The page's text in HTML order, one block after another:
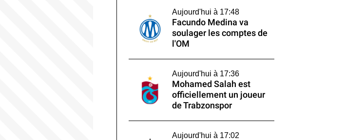
Aujourd'hui à 17:48
Facundo Medina va
soulager les comptes de
l'OM
Aujourd'hui à 17:36
Mohamed Salah est
officiellement un joueur
de Trabzonspor
Aujourd'hui à 17:02